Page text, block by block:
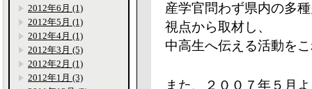
産学官問わず県内の多
視点から取材し、
中高生へ伝える活動を
また、２００７年５月
2012年6月 (1)
2012年5月 (1)
2012年4月 (1)
2012年3月 (5)
2012年2月 (1)
2012年1月 (3)